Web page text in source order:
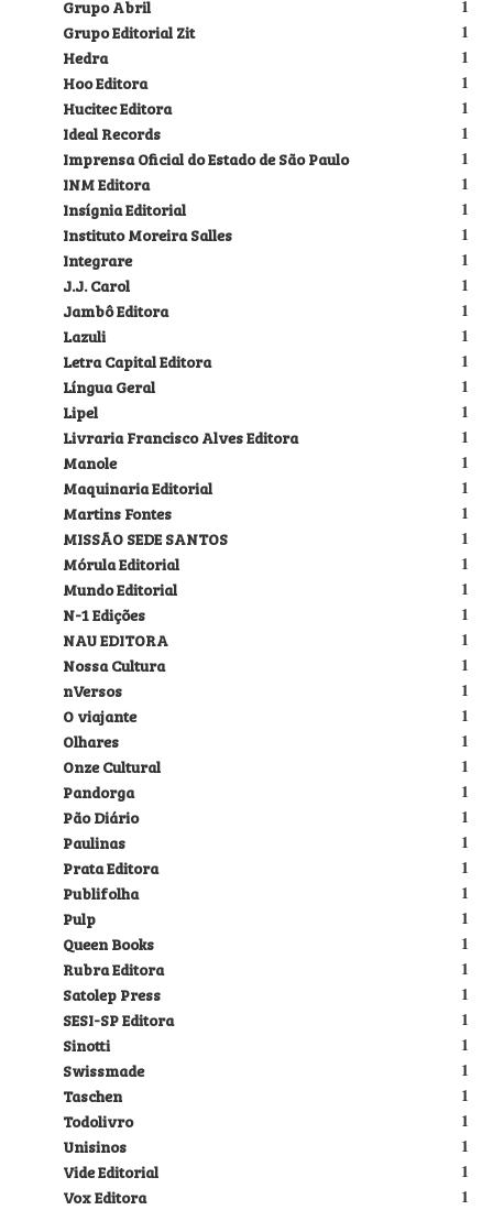
1
Grupo Abril
1
Grupo Editorial Zit
1
Hedra
1
Hoo Editora
1
Hucitec Editora
1
Ideal Records
1
Imprensa Oficial do Estado de São Paulo
1
INM Editora
1
Insígnia Editorial
1
Instituto Moreira Salles
1
Integrare
1
J.J. Carol
1
Jambô Editora
1
Lazuli
1
Letra Capital Editora
1
Língua Geral
1
Lipel
1
Livraria Francisco Alves Editora
1
Manole
1
Maquinaria Editorial
1
Martins Fontes
1
MISSÃO SEDE SANTOS
1
Mórula Editorial
1
Mundo Editorial
1
N-1 Edições
1
NAU EDITORA
1
Nossa Cultura
1
nVersos
1
O viajante
1
Olhares
1
Onze Cultural
1
Pandorga
1
Pão Diário
1
Paulinas
1
Prata Editora
1
Publifolha
1
Pulp
1
Queen Books
1
Rubra Editora
1
Satolep Press
1
SESI-SP Editora
1
Sinotti
1
Swissmade
1
Taschen
1
Todolivro
1
Unisinos
1
Vide Editorial
1
Vox Editora